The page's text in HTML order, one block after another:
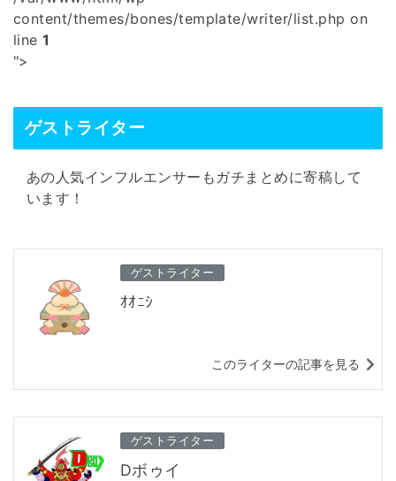
content/themes/bones/template/writer/list.php on
line1
">
ゲストライター
あの人気インフルエンサーもガチまとめに寄稿して
います！
ゲストライター
ｵｵﾆｼ
このライターの記事を見る
ゲストライター
Dボゥイ